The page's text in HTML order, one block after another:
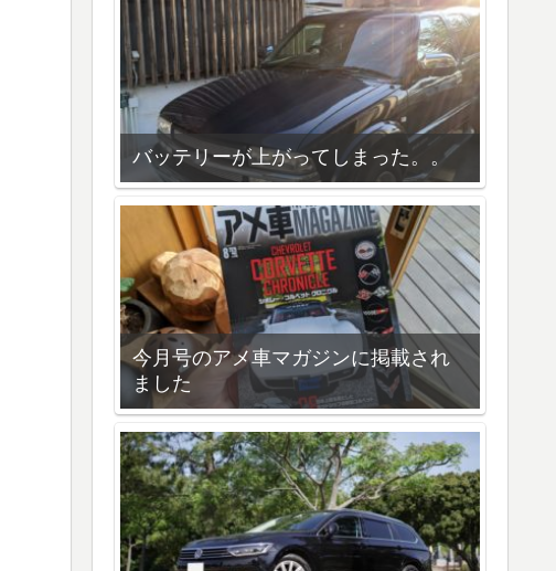
バッテリーが上がってしまった。。
今月号のアメ車マガジンに掲載され
ました